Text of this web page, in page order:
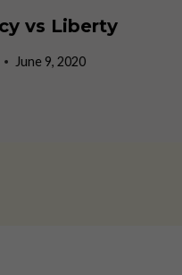
vs Liberty
June 9, 2020